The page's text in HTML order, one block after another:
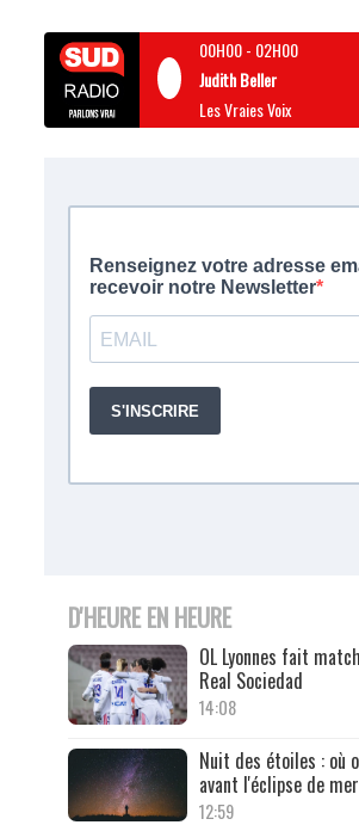
00H00- 02H00
Judith Beller
Les Vraies Voix
D'HEURE EN HEURE
OL Lyonnes fait
Real Sociedad
14:08
Nuit des étoiles : où
avant l'éclipse de
12:59